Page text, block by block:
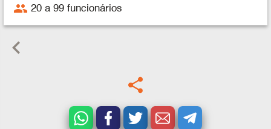
people 20 a 99 funcionários
keyboard_arrow_left
share